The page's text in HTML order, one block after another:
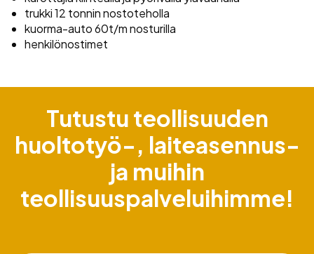
trukki 12 tonnin nostoteholla
kuorma-auto 60t/m nosturilla
henkilönostimet
Tutustu teollisuuden
huoltotyö-, laiteasennus-
ja muihin
teollisuuspalveluihimme!